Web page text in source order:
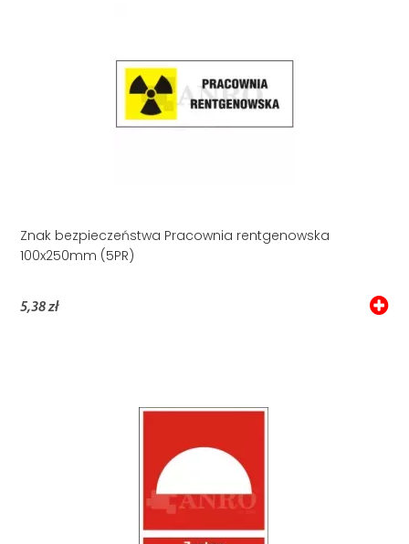
Znak bezpieczeństwa Pracownia rentgenowska
100x250mm (5PR)
5,38 zł